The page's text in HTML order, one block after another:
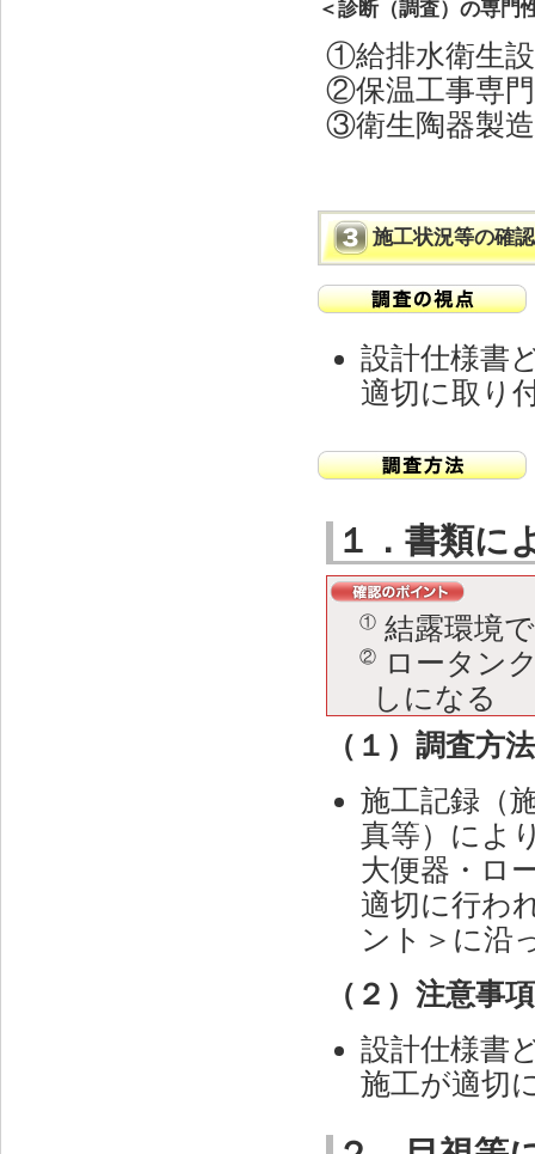
＜診断（調査）の専門
①給排水衛生
②保温工事専
③衛生陶器製
施工状況等の確認
設計仕様書
適切に取り
１．書類に
① 結露環境
②
ロータン
しになる
（１）調査方法
施工記録（
真等）によ
大便器・ロ
適切に行わ
ント＞に沿
（２）注意事
設計仕様書
施工が適切